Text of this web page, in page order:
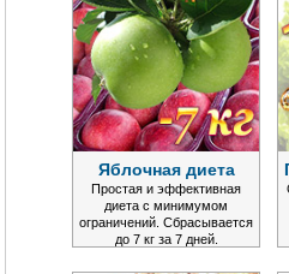
Яблочная диета
Простая и эффективная
диета с минимумом
ограничений. Сбрасывается
до 7 кг за 7 дней.